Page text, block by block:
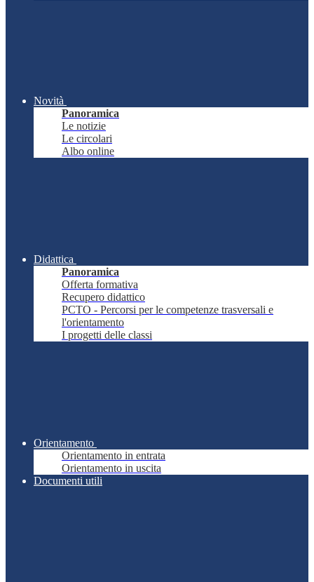
Novità
Panoramica
Le notizie
Le circolari
Albo online
Didattica
Panoramica
Offerta formativa
Recupero didattico
PCTO - Percorsi per le competenze trasversali e
l'orientamento
I progetti delle classi
Orientamento
Orientamento in entrata
Orientamento in uscita
Documenti utili